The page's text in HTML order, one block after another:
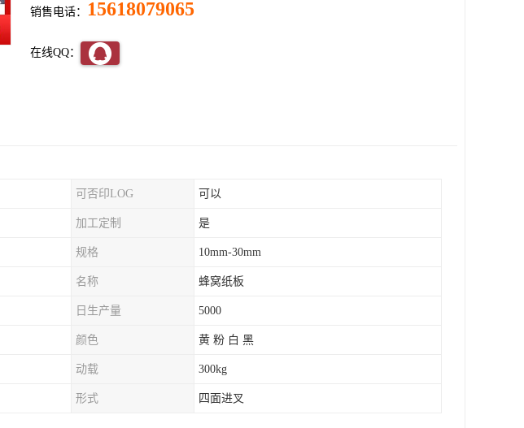
销售电话： 15618079065
在线QQ：
可否印LOG 可以
加工定制 是
规格 10mm-30mm
名称 蜂窝纸板
日生产量 5000
颜色 黄 粉 白 黑
动载 300kg
形式 四面进叉